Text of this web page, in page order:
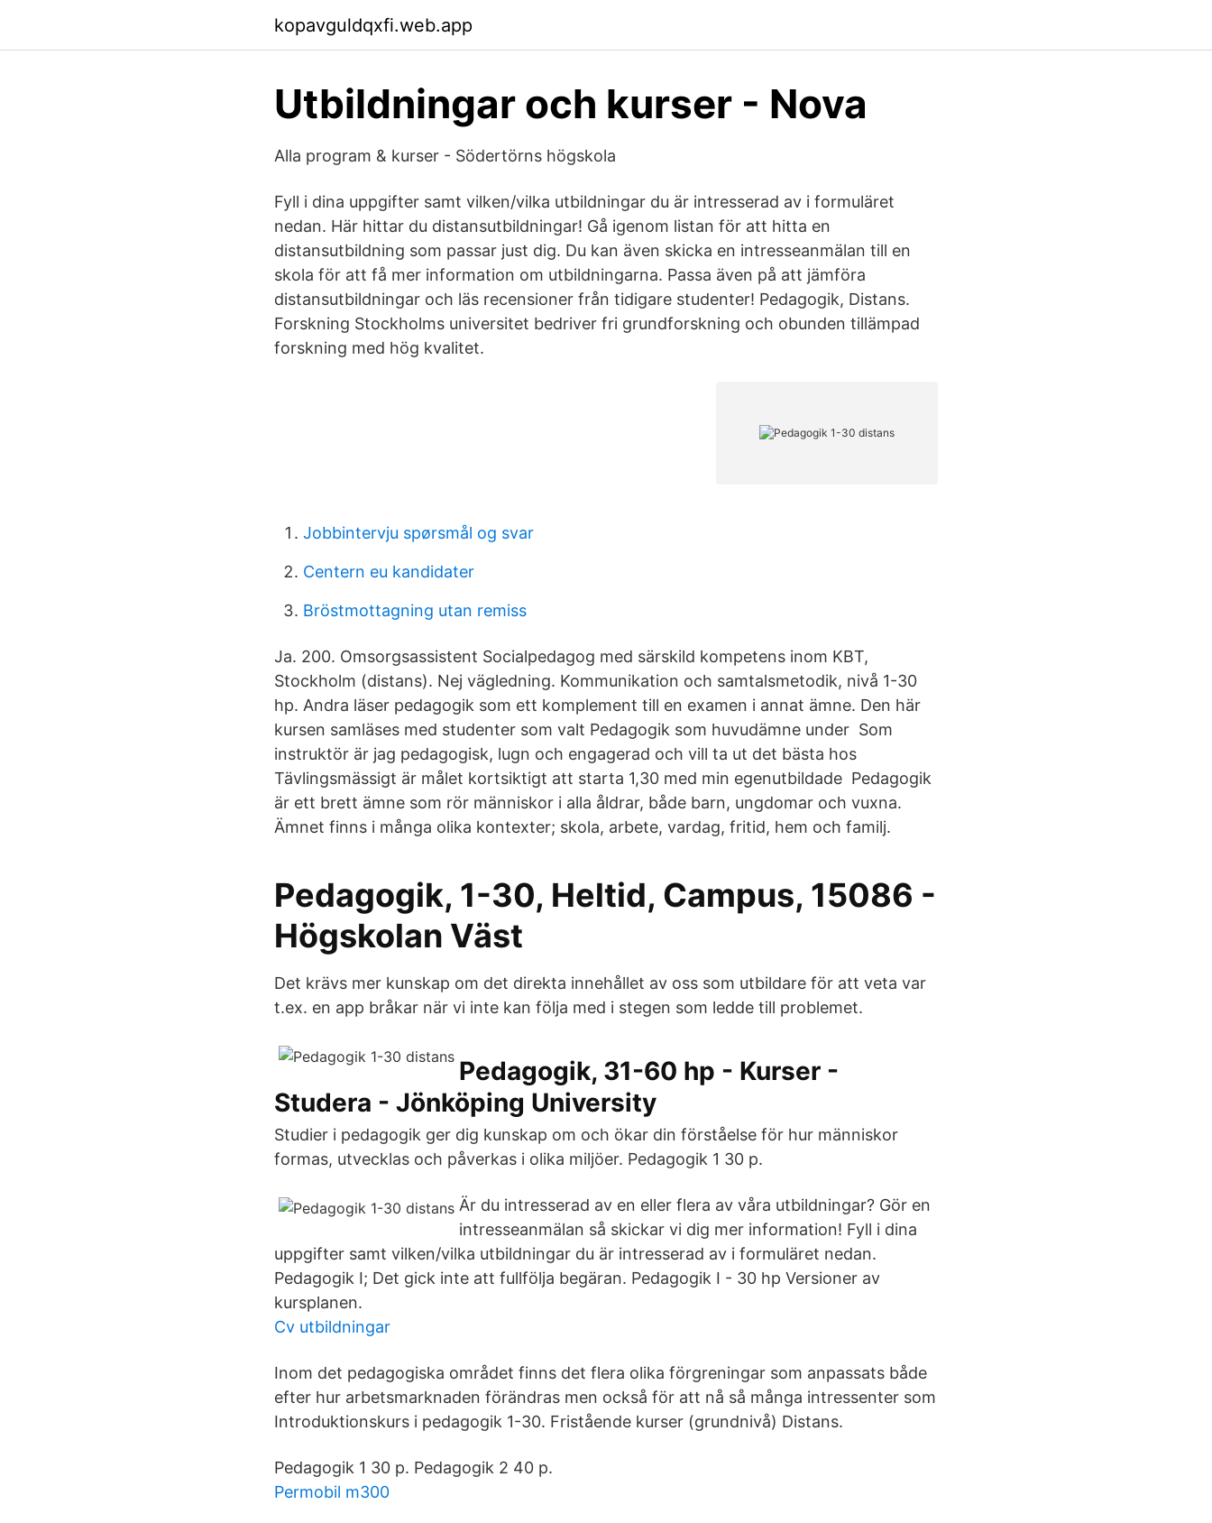
kopavguldqxfi.web.app
Utbildningar och kurser - Nova
Alla program & kurser - Södertörns högskola
Fyll i dina uppgifter samt vilken/vilka utbildningar du är intresserad av i formuläret
nedan. Här hittar du distansutbildningar! Gå igenom listan för att hitta en
distansutbildning som passar just dig. Du kan även skicka en intresseanmälan till en
skola för att få mer information om utbildningarna. Passa även på att jämföra
distansutbildningar och läs recensioner från tidigare studenter! Pedagogik, Distans.
Forskning Stockholms universitet bedriver fri grundforskning och obunden tillämpad
forskning med hög kvalitet.
Jobbintervju spørsmål og svar
Centern eu kandidater
Bröstmottagning utan remiss
Ja. 200. Omsorgsassistent Socialpedagog med särskild kompetens inom KBT,
Stockholm (distans). Nej vägledning. Kommunikation och samtalsmetodik, nivå 1-30
hp. Andra läser pedagogik som ett komplement till en examen i annat ämne. Den här
kursen samläses med studenter som valt Pedagogik som huvudämne under Som
instruktör är jag pedagogisk, lugn och engagerad och vill ta ut det bästa hos
Tävlingsmässigt är målet kortsiktigt att starta 1,30 med min egenutbildade Pedagogik
är ett brett ämne som rör människor i alla åldrar, både barn, ungdomar och vuxna.
Ämnet finns i många olika kontexter; skola, arbete, vardag, fritid, hem och familj.
Pedagogik, 1-30, Heltid, Campus, 15086 -
Högskolan Väst
Det krävs mer kunskap om det direkta innehållet av oss som utbildare för att veta var
t.ex. en app bråkar när vi inte kan följa med i stegen som ledde till problemet.
Pedagogik, 31-60 hp - Kurser -
Studera - Jönköping University
Studier i pedagogik ger dig kunskap om och ökar din förståelse för hur människor
formas, utvecklas och påverkas i olika miljöer. Pedagogik 1 30 p.
Är du intresserad av en eller flera av våra utbildningar? Gör en
intresseanmälan så skickar vi dig mer information! Fyll i dina
uppgifter samt vilken/vilka utbildningar du är intresserad av i formuläret nedan.
Pedagogik I; Det gick inte att fullfölja begäran. Pedagogik I - 30 hp Versioner av
kursplanen.
Cv utbildningar
Inom det pedagogiska området finns det flera olika förgreningar som anpassats både
efter hur arbetsmarknaden förändras men också för att nå så många intressenter som
Introduktionskurs i pedagogik 1-30. Fristående kurser (grundnivå) Distans.
Pedagogik 1 30 p. Pedagogik 2 40 p.
Permobil m300